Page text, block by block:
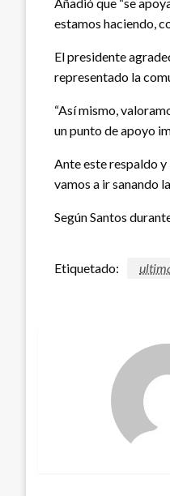
Añadió que “se
estamos haciendo,
El presidente
representado la
“Así mismo,
un punto de apoyo
Ante este respaldo y
vamos a ir sanando
Según Santos
Etiquetado: